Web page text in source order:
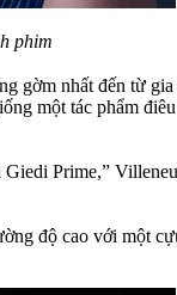
phim
gờm nhất đến từ
một tác phẩm
Giedi Prime,”
độ cao với một